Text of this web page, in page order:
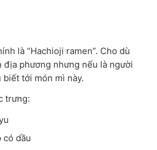
là “Hachioji ramen”. Cho dù
địa phương nhưng nếu là người
tới món mì này.
trưng:
có dầu